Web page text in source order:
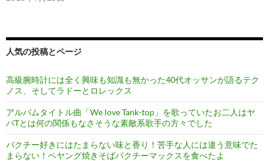
人気の投稿とページ
高級腕時計には全く興味も知識も無かった40代オッサンが語るテク
ノス、そしてラドーとロレックス
アルバムタイトル曲「We love Tank-top」を歌っていたお二人はヤ
バTとは何の関係もなさそうな素敵系歌手の方々でした
パクチー好きにはたまらない味と香り！苦手な人には違う意味でた
まらない！ペヤング焼きそばパクチーマックスを食べたよ